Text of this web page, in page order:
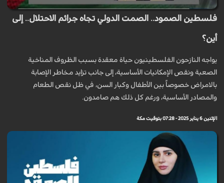
فلسطين الصمود.. الصمت الدولي تجاه جرائم الاحتلال.. إلى
أين؟
يواجه النازحون الفلسطينيون حياة معقدة بسبب الظروف المناخية
الصعبة ونقص الإمكانيات الأساسية، إلى جانب تزايد مخاطر الإصابة
بالامراض خصوصاً بين الأطفال وكبار السن، في ظل نقص الطعام
والمصادر الأساسية، ورغم كل ذلك هم صامدون.
الإثنين 6 يناير 2025 - 07:28 بتوقيت مكة